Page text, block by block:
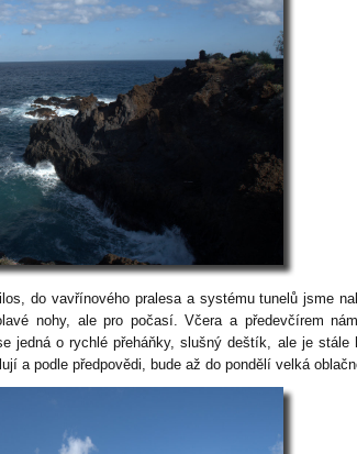
do vavřínového pralesa a systému tunelů jsme
nohy, ale pro počasí. Včera a předevčírem
jedná o rychlé přeháňky, slušný deštík, ale je stále
a podle předpovědi, bude až do pondělí velká